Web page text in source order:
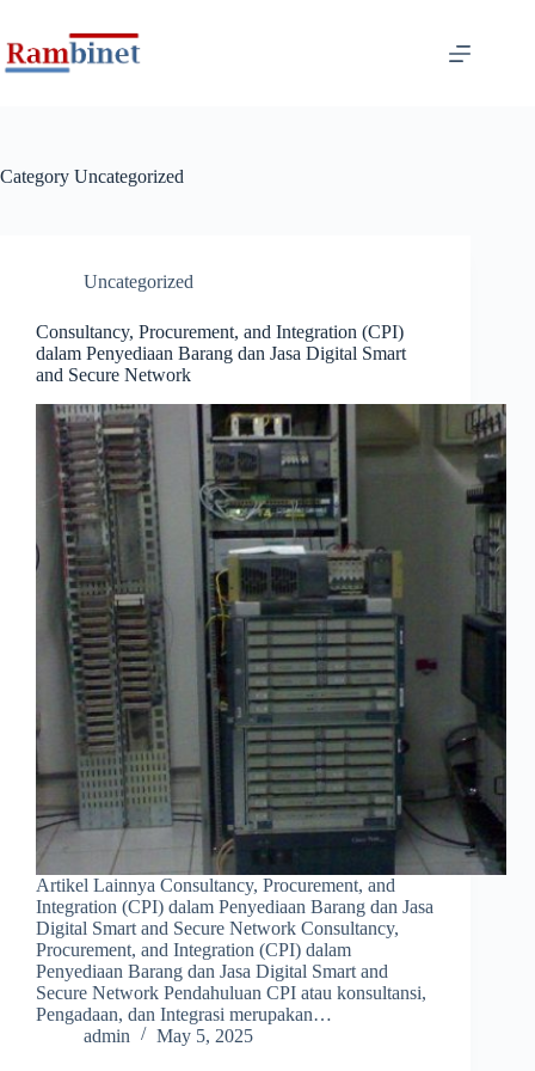
Category Uncategorized
Uncategorized
Consultancy, Procurement, and Integration (CPI)
dalam Penyediaan Barang dan Jasa Digital Smart
and Secure Network
Artikel Lainnya Consultancy, Procurement, and
Integration (CPI) dalam Penyediaan Barang dan Jasa
Digital Smart and Secure Network Consultancy,
Procurement, and Integration (CPI) dalam
Penyediaan Barang dan Jasa Digital Smart and
Secure Network Pendahuluan CPI atau konsultansi,
Pengadaan, dan Integrasi merupakan…
admin
May 5, 2025